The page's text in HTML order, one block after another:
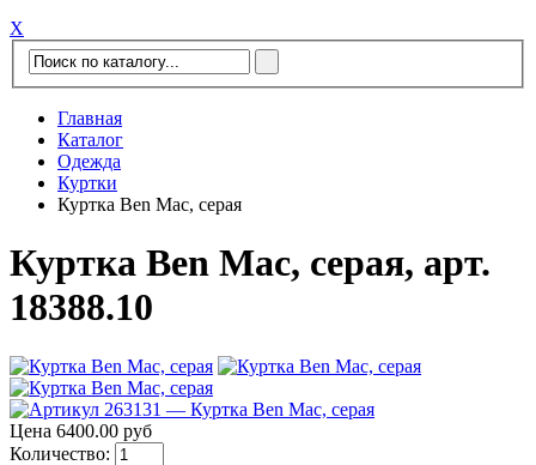
Х
Главная
Каталог
Одежда
Куртки
Куртка Ben Mac, серая
Куртка Ben Mac, серая, арт.
18388.10
Цена 6400.00 руб
Количество: